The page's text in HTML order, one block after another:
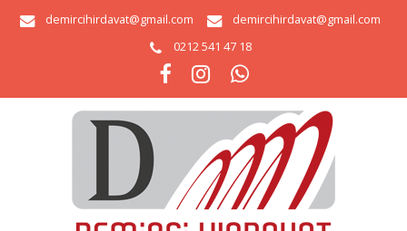
demircihirdavat@gmail.com
demircihirdavat@gmail.com
0212 541 47 18